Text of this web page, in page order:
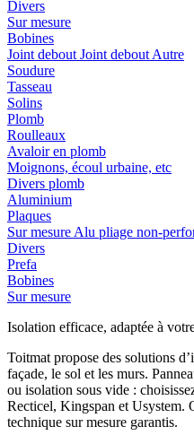
Divers
Sur mesure
Bobines
Joint debout Joint debout Autre
Soudure
Tasseau
Solins
Plomb
Roulleaux
Avaloir en plomb
Moignons, écoul urbaine, etc
Divers plomb
Aluminium
Plaques
Sur mesure Alu pliage non-
Divers
Prefa
Bobines
Sur mesure
Isolation efficace, adaptée à
Toitmat propose des solutions
façade, le sol et les murs.
ou isolation sous vide :
Recticel, Kingspan et Usystem.
technique sur mesure garantis.